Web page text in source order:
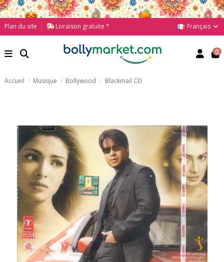
Plan du site Livraison gratuite * Français
0
Accueil Musique Bollywood Blackmail CD